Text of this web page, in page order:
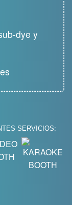
dye y
SERVICIOS: